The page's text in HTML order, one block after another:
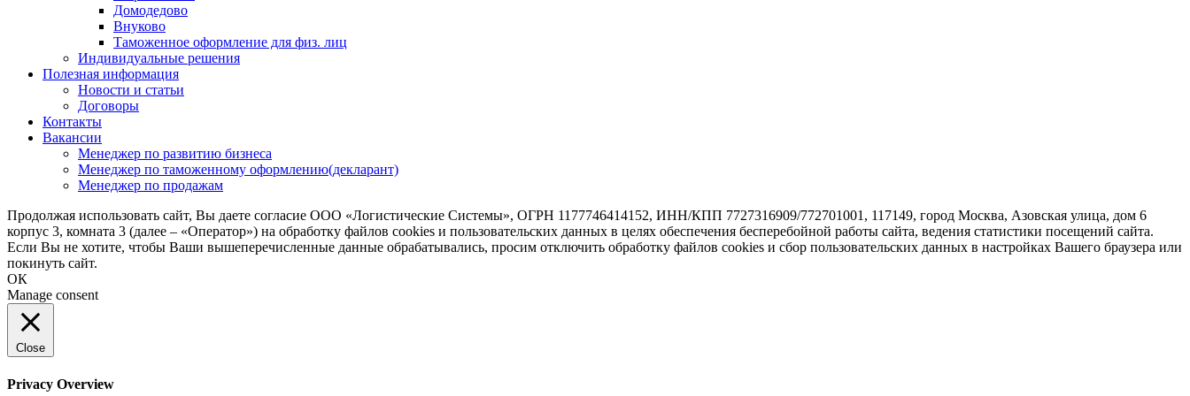
Домодедово
Внуково
Таможенное оформление для физ. лиц
Индивидуальные решения
Полезная информация
Новости и статьи
Договоры
Контакты
Вакансии
Менеджер по развитию бизнеса
Менеджер по таможенному оформлению(декларант)
Менеджер по продажам
Продолжая использовать сайт, Вы даете согласие ООО «Логистические Системы», ОГРН 1177746414152, ИНН/КПП 7727316909/772701001, 117149, город Москва, Азовская улица, дом 6
корпус 3, комната 3 (далее – «Оператор») на обработку файлов cookies и пользовательских данных в целях обеспечения бесперебойной работы сайта, ведения статистики посещений сайта.
Если Вы не хотите, чтобы Ваши вышеперечисленные данные обрабатывались, просим отключить обработку файлов cookies и сбор пользовательских данных в настройках Вашего браузера или
покинуть сайт.
ОК
Manage consent
Close
Privacy Overview